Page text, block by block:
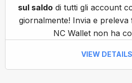
sul saldo di tutti gli account
giornalmente! Invia e
NC Wallet non ha
VIEW DETAILS